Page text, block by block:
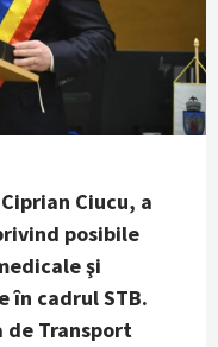
Ciucu, a
posibile
şi
în cadrul STB.
de Transport